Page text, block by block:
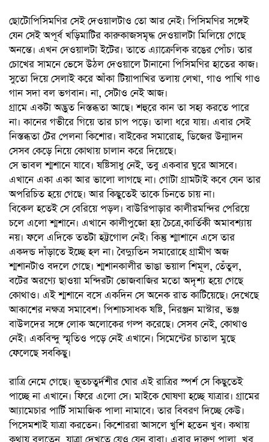
ছোটোপিসিমণির সেই দেওয়ালটাও তো আর নেই। পিসিমণির সঙ্গেই
যেন সেই অপূর্ব খড়িমাটির কারুকাজসমৃদ্ধ দেওয়ালটা মিলিয়ে গেছে
অনন্তে। এখন দেওয়ালটা ইটের। তাতে এ্যাক্রেলিক রঙের পোঁচ। তার
চোখের সামনে ভেসে উঠল দেওয়ালে টানানো পিসিমণির হাতের কাজ।
সুতো দিয়ে সেলাই করে আঁকা টিয়াপাখির তলায় লেখা, গাও পাখি গাও
গান সদা বল ভগবান। না, সেটাও নেই আজ।
গ্রামে একটা অদ্ভুত নিস্তব্ধতা আছে। শহুরে কান তা সহ্য করতে পারে
না। কানের গভীরে গিয়ে তার চাপ পড়ে। তালা ধরে যায়। এবার সেই
নিস্তব্ধতা টের পেলনা কিশোর। বাইকের সমারোহ, ডিজের উন্মাদন
সেসব কেড়ে নিয়ে কোথায় চালান করে দিয়েছে।
সে ভাবল শ্মশানে যাবে। ষষ্টিসাধু নেই, তবু একবার ঘুরে আসবে।
এখানে একা একা আর ভালো লাগছে না। গোটা গ্রামটাই কবে যেন তার
অপরিচিত হয়ে গেছে। আর কিছুতেই তাকে চিনতে চায় না।
বিকেল হতেই সে বেরিয়ে পড়ল। বাউরিপাড়ার কালীরমন্দির পেরিয়ে
চলে এলো শ্মশানে। এখানে কালীপুজো হয় চৈত্রে,কার্তিকী অমাবশ্যায়
নয়। ফলে এদিকে ততটা হট্টগোল নেই। কিন্তু শ্মাশানে এসে তার
একদন্ড দাঁড়াতে ইচ্ছে হল না। বৈদ্যুতিন সমারোহে গ্রামীণ অজ
শ্মশানটাও বদলে গেছে। শ্মশানকালীর ভাঙা ভয়াল শিমূল, তেঁতুল,
বটের অরণ্যে ছাওয়া মন্দিরটা ভোজবাজির মতো অদৃশ্য হয়ে গেছে
কোথাও। এই শ্মশানে বসে একদিন সে অনেক রাত কাটিয়েছে। দেখেছে
আকাশের নক্ষত্র সমাবেশ। পিশাচসাধক ষষ্টি, নিরঞ্জন মাস্টার, ভঞ্জ
বাউলদের সঙ্গে লোক অলোকের গল্প করেছে। সেসব নেই, কোথাও
নেই। একবিন্দু স্মৃতিও পড়ে নেই এখানে। সিমেন্টের চাতাল মুছে
ফেলেছে সবকিছু।
রাত্রি নেমে গেছে। ভূতচতুর্দশীর ঘোর এই রাত্রির স্পর্শ সে কিছুতেই
পাচ্ছে না এখানে। ফিরে এলো সে। মাইকে ঘোষণা হচ্ছে যাত্রার। গ্রামের
আ্যামেচার পার্টি সামাজিক পালা নামাবে। তার বিবরণ দিচ্ছে কেউ।
পিসেমশাই যাত্রা করতেন। কিশোররা আসলে খুশি হতেন খুব। কথায়